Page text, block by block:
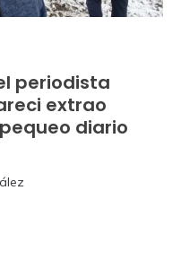
periodista
extrao
diario